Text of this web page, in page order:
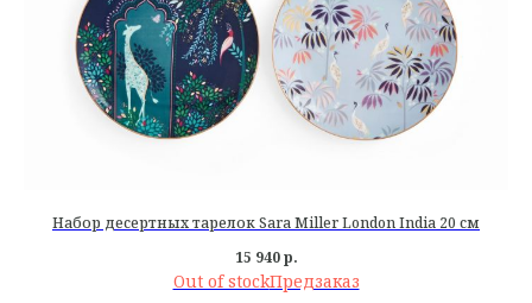
Набор десертных тарелок Sara Miller London India 20 см
15 940 р.
Out of stock